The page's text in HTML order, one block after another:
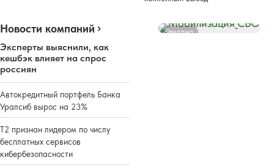
Новости компаний
Эксперты выяснили, как
кешбэк влияет на спрос
россиян
Автокредитный портфель Банка
Уралсиб вырос на 23%
Т2 признан лидером по числу
бесплатных сервисов
кибербезопасности
Реклама